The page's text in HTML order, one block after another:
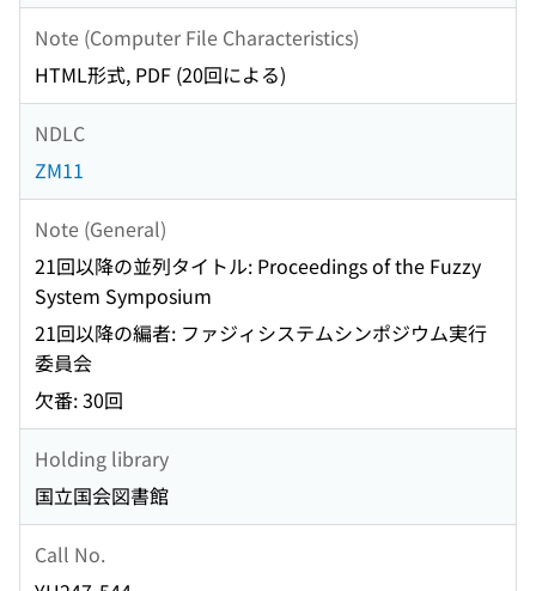
Note (Computer File Characteristics)
HTML形式, PDF (20回による)
NDLC
ZM11
Note (General)
21回以降の並列タイトル: Proceedings of the Fuzzy
System Symposium
21回以降の編者: ファジィシステムシンポジウム実行
委員会
欠番: 30回
Holding library
国立国会図書館
Call No.